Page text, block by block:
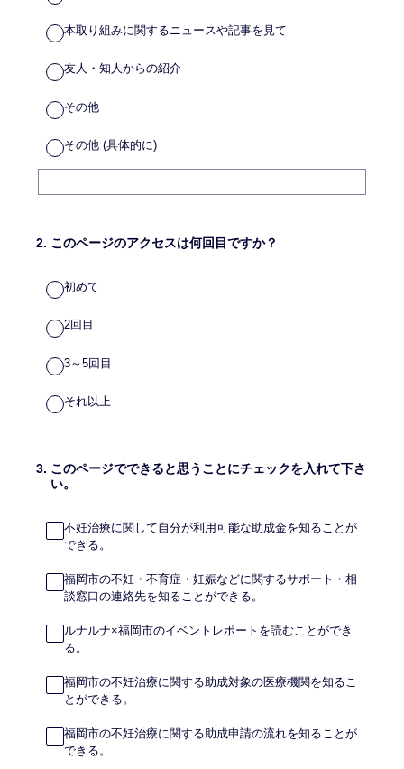
本取り組みに関するニュースや記事を見て
友人・知人からの紹介
その他
その他 (具体的に)
2. このページのアクセスは何回目ですか？
初めて
2回目
3～5回目
それ以上
3. このページでできると思うことにチェックを入れて下さ
い。
不妊治療に関して自分が利用可能な助成金を知ることが
できる。
福岡市の不妊・不育症・妊娠などに関するサポート・相
談窓口の連絡先を知ることができる。
ルナルナ×福岡市のイベントレポートを読むことができ
る。
福岡市の不妊治療に関する助成対象の医療機関を知るこ
とができる。
福岡市の不妊治療に関する助成申請の流れを知ることが
できる。